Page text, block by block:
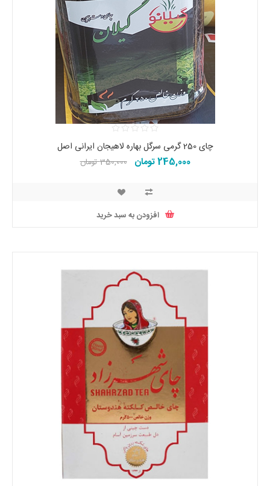
چای 250 گرمی سرگل بهاره لاهیجان ایرانی اصل
245,000 تومان 350,000 تومان
افزودن به سبد خرید